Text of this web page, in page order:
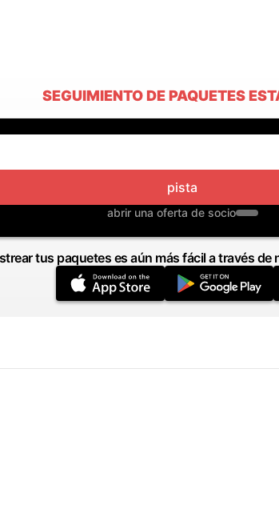
SEGUIMIENTO DE PAQUETES
pista
abrir una oferta de socio
tus paquetes es aún más fácil a través de